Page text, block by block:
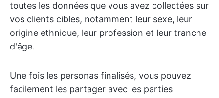
toutes les données que vous avez collectées sur
vos clients cibles, notamment leur sexe, leur
origine ethnique, leur profession et leur tranche
d'âge.
Une fois les personas finalisés, vous pouvez
facilement les partager avec les parties